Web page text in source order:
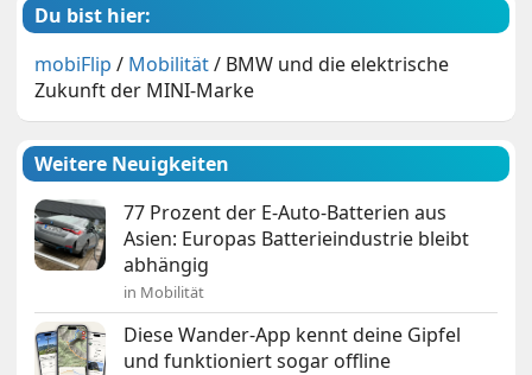
Du bist hier:
mobiFlip / Mobilität/ BMW und die elektrische
Zukunft der MINI-Marke
Weitere Neuigkeiten
77 Prozent der E-Auto-Batterien aus
Asien: Europas Batterieindustrie bleibt
abhängig
in Mobilität
Diese Wander-App kennt deine Gipfel
und funktioniert sogar offline